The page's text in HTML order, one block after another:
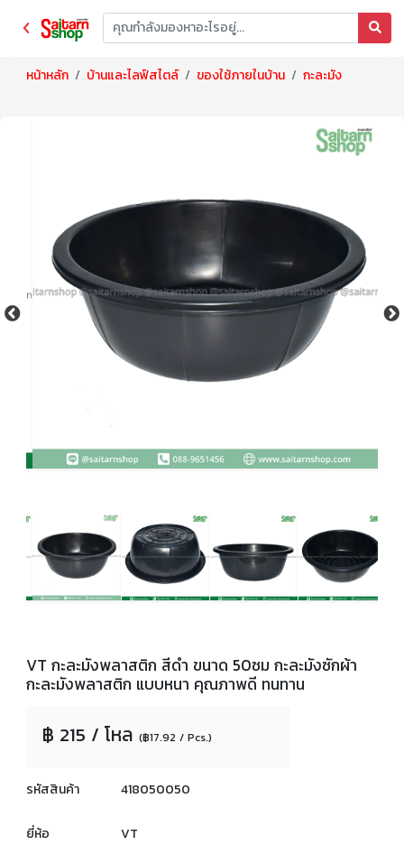
หน้าหลัก บ้านและไลฟ์สไตล์ ของใช้ภายในบ้าน กะละมัง
VT กะละมังพลาสติก สีดำ ขนาด 50ซม กะละมังซักผ้า
กะละมังพลาสติก แบบหนา คุณภาพดี ทนทาน
฿ 215 / โหล (฿17.92 / Pcs.)
รหัสสินค้า 418050050
ยี่ห้อ VT